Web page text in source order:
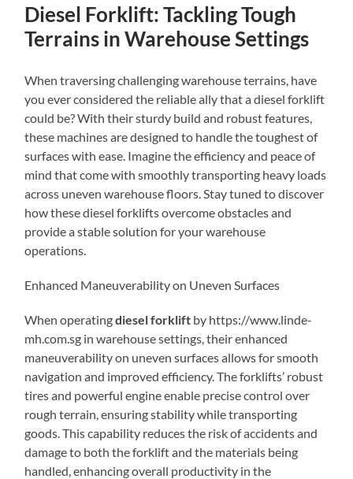
Diesel Forklift: Tackling Tough
Terrains in Warehouse Settings
When traversing challenging warehouse terrains, have
you ever considered the reliable ally that a diesel forklift
could be? With their sturdy build and robust features,
these machines are designed to handle the toughest of
surfaces with ease. Imagine the efficiency and peace of
mind that come with smoothly transporting heavy loads
across uneven warehouse floors. Stay tuned to discover
how these diesel forklifts overcome obstacles and
provide a stable solution for your warehouse
operations.
Enhanced Maneuverability on Uneven Surfaces
When operatingdiesel forklift by https://www.linde-
mh.com.sg in warehouse settings, their enhanced
maneuverability on uneven surfaces allows for smooth
navigation and improved efficiency. The forklifts’ robust
tires and powerful engine enable precise control over
rough terrain, ensuring stability while transporting
goods. This capability reduces the risk of accidents and
damage to both the forklift and the materials being
handled, enhancing overall productivity in the